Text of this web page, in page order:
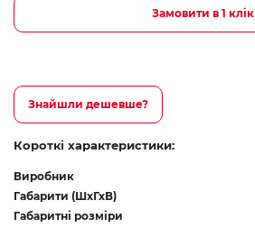
Замовити в 1 клік
Знайшли дешевше?
Короткі характеристики:
Виробник
Габарити (ШхГхВ)
Габаритні розміри